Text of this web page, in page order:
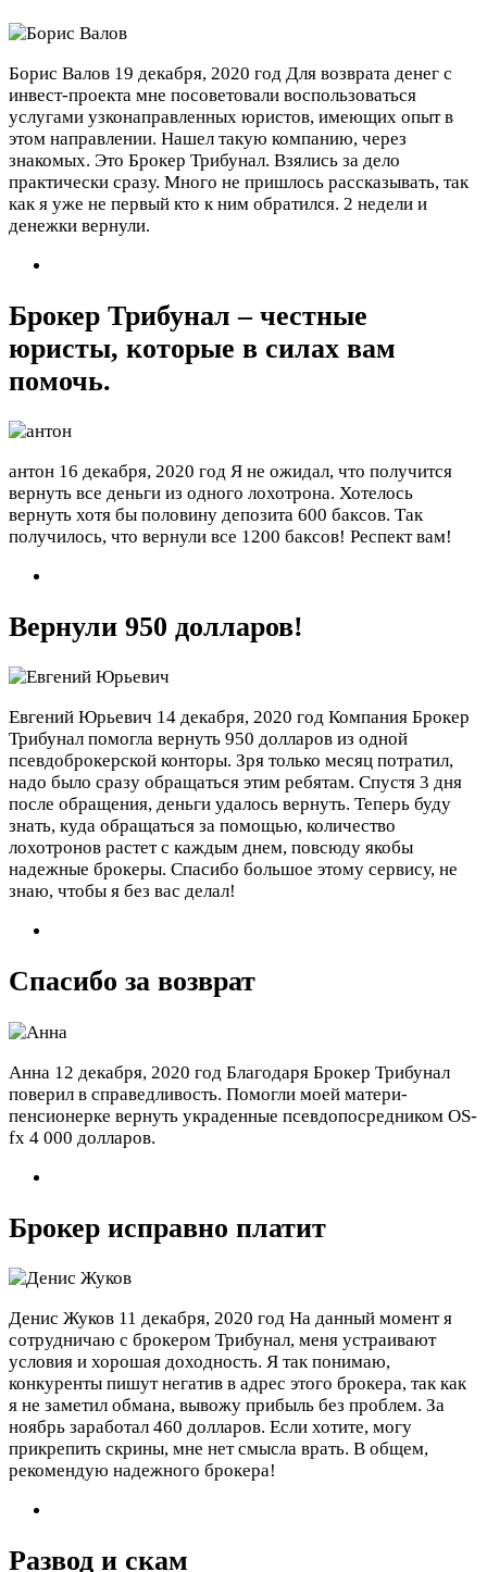
Борис Валов 19 декабря, 2020 год Для возврата денег с
инвест-проекта мне посоветовали воспользоваться
услугами узконаправленных юристов, имеющих опыт в
этом направлении. Нашел такую компанию, через
знакомых. Это Брокер Трибунал. Взялись за дело
практически сразу. Много не пришлось рассказывать, так
как я уже не первый кто к ним обратился. 2 недели и
денежки вернули.
Брокер Трибунал – честные
юристы, которые в силах вам
помочь.
антон 16 декабря, 2020 год Я не ожидал, что получится
вернуть все деньги из одного лохотрона. Хотелось
вернуть хотя бы половину депозита 600 баксов. Так
получилось, что вернули все 1200 баксов! Респект вам!
Вернули 950 долларов!
Евгений Юрьевич 14 декабря, 2020 год Компания Брокер
Трибунал помогла вернуть 950 долларов из одной
псевдоброкерской конторы. Зря только месяц потратил,
надо было сразу обращаться этим ребятам. Спустя 3 дня
после обращения, деньги удалось вернуть. Теперь буду
знать, куда обращаться за помощью, количество
лохотронов растет с каждым днем, повсюду якобы
надежные брокеры. Спасибо большое этому сервису, не
знаю, чтобы я без вас делал!
Спасибо за возврат
Анна 12 декабря, 2020 год Благодаря Брокер Трибунал
поверил в справедливость. Помогли моей матери-
пенсионерке вернуть украденные псевдопосредником OS-
fx 4 000 долларов.
Брокер исправно платит
Денис Жуков 11 декабря, 2020 год На данный момент я
сотрудничаю с брокером Трибунал, меня устраивают
условия и хорошая доходность. Я так понимаю,
конкуренты пишут негатив в адрес этого брокера, так как
я не заметил обмана, вывожу прибыль без проблем. За
ноябрь заработал 460 долларов. Если хотите, могу
прикрепить скрины, мне нет смысла врать. В общем,
рекомендую надежного брокера!
Развод и скам